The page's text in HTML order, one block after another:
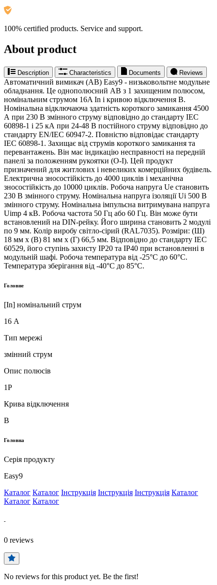
100% certified products. Service and support.
About product
Description Characteristics Documents Reviews
Автоматичний вимикач (АВ) Easy9 - низьковольтне модульне
обладнання. Це однополюсний АВ з 1 захищеним полюсом,
номінальним струмом 16A In і кривою відключення B.
Номінальна відключаюча здатність короткого замикання 4500
А при 230 В змінного струму відповідно до стандарту IEC
60898-1 і 25 кА при 24-48 В постійного струму відповідно до
стандарту EN/IEC 60947-2. Повністю відповідає стандарту
IEC 60898-1. Захищає від струмів короткого замикання та
перевантажень. Він має індикацію несправності на передній
панелі за положенням рукоятки (O-I). Цей продукт
призначений для житлових і невеликих комерційних будівель.
Електрична зносостійкість до 4000 циклів і механічна
зносостійкість до 10000 циклів. Робоча напруга Ue становить
230 В змінного струму. Номінальна напруга ізоляції Ui 500 В
змінного струму. Номінальна імпульсна витримувана напруга
Uimp 4 кВ. Робоча частота 50 Гц або 60 Гц. Він може бути
встановлений на DIN-рейку. Його ширина становить 2 модулі
по 9 мм. Колір виробу світло-сірий (RAL7035). Розміри: (Ш)
18 мм x (В) 81 мм x (Г) 66,5 мм. Відповідно до стандарту IEC
60529, його ступінь захисту IP20 та IP40 при встановленні в
модульній шафі. Робоча температура від -25°C до 60°C.
Температура зберігання від -40°C до 85°C.
Головне
[In] номінальний струм
16 А
Тип мережі
змінний струм
Опис полюсів
1P
Крива відключення
B
Головна
Серія продукту
Easy9
Каталог Каталог Інструкція Інструкція Інструкція Каталог
Каталог Каталог
-
0 reviews
No reviews for this product yet. Be the first!